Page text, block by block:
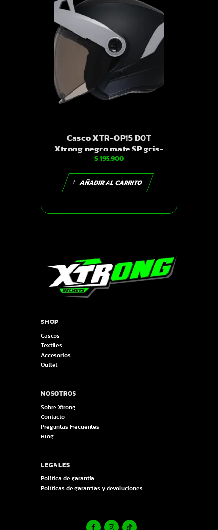
Casco XTR-OP15 DOT
Xtrong negro mate SP gris-
mate visor humo XL |
$ 195.900
AÑADIR AL CARRITO
SHOP
Cascos
Textiles
Accesorios
Outlet
NOSOTROS
Sobre Xtrong
Contacto
Preguntas Frecuentes
Blog
LEGALES
Politica de garantía
Políticas de garantías y devoluciones